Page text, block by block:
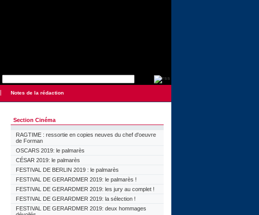
Notes de la rédaction
Section Cinéma
RAGTIME : ressortie en copies neuves du chef d'oeuvre
de Forman
OSCARS 2019: le palmarès
CÉSAR 2019: le palmarès
FESTIVAL DE BERLIN 2019 : le palmarès
FESTIVAL DE GERARDMER 2019: le palmarès !
FESTIVAL DE GERARDMER 2019: les jury au complet !
FESTIVAL DE GERARDMER 2019: la sélection !
FESTIVAL DE GERARDMER 2019: deux hommages